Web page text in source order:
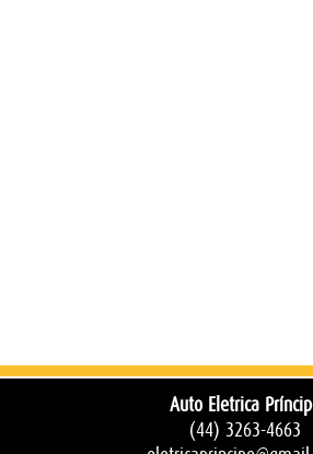
Auto Eletrica
(44) 3263-4663